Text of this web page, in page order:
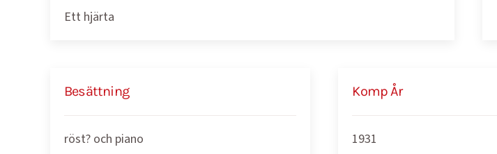
Ett hjärta
Besättning
röst? och piano
Komp År
1931